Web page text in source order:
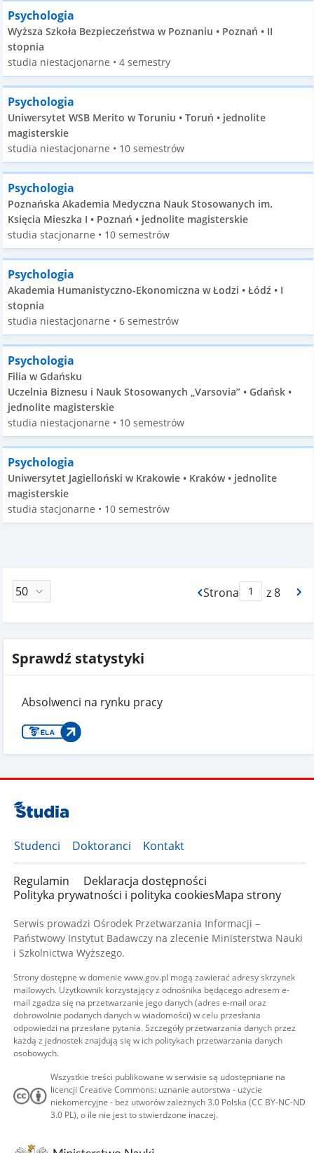
Psychologia
Wyższa Szkoła Bezpieczeństwa w Poznaniu • Poznań • II
stopnia
studia niestacjonarne • 4 semestry
Psychologia
Uniwersytet WSB Merito w Toruniu • Toruń • jednolite
magisterskie
studia niestacjonarne • 10 semestrów
Psychologia
Poznańska Akademia Medyczna Nauk Stosowanych im.
Księcia Mieszka I • Poznań • jednolite magisterskie
studia stacjonarne • 10 semestrów
Psychologia
Akademia Humanistyczno-Ekonomiczna w Łodzi • Łódź • I
stopnia
studia niestacjonarne • 6 semestrów
Psychologia
Filia w Gdańsku
Uczelnia Biznesu i Nauk Stosowanych „Varsovia” • Gdańsk •
jednolite magisterskie
studia niestacjonarne • 10 semestrów
Psychologia
Uniwersytet Jagielloński w Krakowie • Kraków • jednolite
magisterskie
studia stacjonarne • 10 semestrów
Strona
Max Stronaz 8
Sprawdź statystyki
Absolwenci na rynku pracy
Studenci Doktoranci Kontakt
Regulamin
Deklaracja dostępności
Polityka prywatności i polityka cookiesMapa strony
Serwis prowadzi Ośrodek Przetwarzania Informacji –
Państwowy Instytut Badawczy na zlecenie Ministerstwa Nauki
i Szkolnictwa Wyższego.
Strony dostępne w domenie www.gov.pl mogą zawierać adresy skrzynek
mailowych. Użytkownik korzystający z odnośnika będącego adresem e-
mail zgadza się na przetwarzanie jego danych (adres e-mail oraz
dobrowolnie podanych danych w wiadomości) w celu przesłania
odpowiedzi na przesłane pytania. Szczegóły przetwarzania danych przez
każdą z jednostek znajdują się w ich politykach przetwarzania danych
osobowych.
Wszystkie treści publikowane w serwisie są udostępniane na
licencji Creative Commons: uznanie autorstwa - użycie
niekomercyjne - bez utworów zależnych 3.0 Polska (CC BY-NC-ND
3.0 PL), o ile nie jest to stwierdzone inaczej.